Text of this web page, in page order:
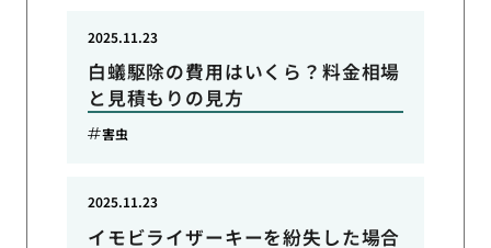
白蟻駆除の費用はいくら？料金相場
と見積もりの見方
2025.11.23
害虫
イモビライザーキーを紛失した場合
2025.11.23